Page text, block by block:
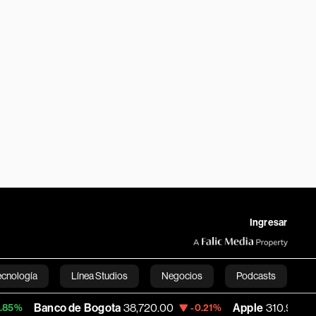
Ingresar
Línea Studios Negocios Podcasts
English
de Bogota 38,720.00 -0.21% Apple 310.94 +0.55%